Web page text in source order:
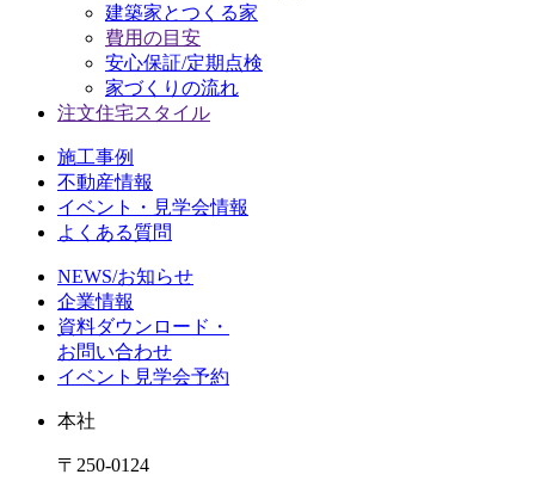
建築家とつくる家
費用の目安
安心保証/定期点検
家づくりの流れ
注文住宅スタイル
施工事例
不動産情報
イベント・見学会情報
よくある質問
NEWS/お知らせ
企業情報
資料ダウンロード・
お問い合わせ
イベント見学会予約
本社
〒250-0124